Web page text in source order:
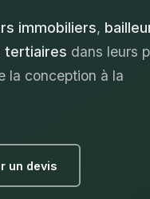
immobiliers,
tertiaires dans leurs
la conception à la
un devis